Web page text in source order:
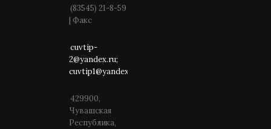
(83545) 21-8-59
| Факс
cuvtip-
2@yandex.ru;
cuvtip1@yandex.ru
429900,
Чувашская
Республика,